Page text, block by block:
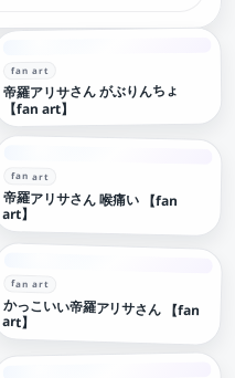
fan art
帝羅アリサさん がぶりんちょ
【fan art】
fan art
帝羅アリサさん 喉痛い 【fan
art】
fan art
かっこいい帝羅アリサさん 【fan
art】